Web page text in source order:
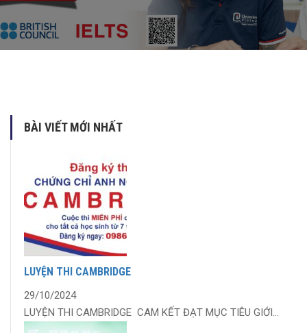
BÀI VIẾT MỚI NHẤT
LUYỆN THI CAMBRIDGE
29/10/2024
LUYỆN THI CAMBRIDGE CAM KẾT ĐẠT MỤC TIÊU GIỚI...